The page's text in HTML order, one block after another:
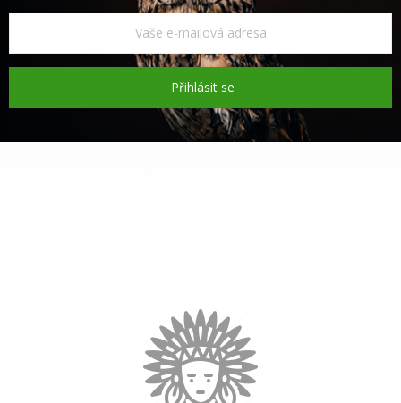
Přihlásit se